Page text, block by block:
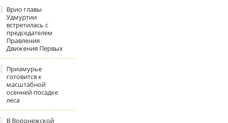
Врио главы
Удмуртии
встретилась с
председателем
Правления
Движения Первых
Приамурье
готовится к
масштабной
осенней посадке
леса
В Воронежской